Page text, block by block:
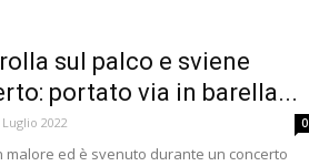
sul palco e sviene
portato via in barella...
Luglio 2022 0
malore ed è svenuto durante un concerto